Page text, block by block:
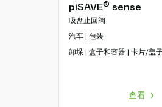
piSAVE® sense
吸盘止回阀
汽车 | 包装
卸垛 | 盒子和容器 | 卡片/盖
查看